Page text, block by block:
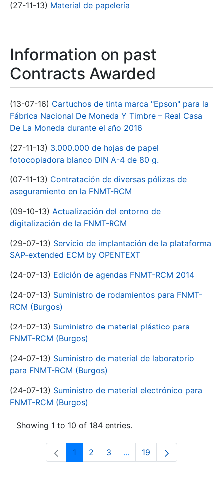
Show/Hide
(27-11-13) Material de papelería
Information on past
Contracts Awarded
(13-07-16) Cartuchos de tinta marca "Epson" para la
Fábrica Nacional De Moneda Y Timbre – Real Casa
De La Moneda durante el año 2016
(27-11-13) 3.000.000 de hojas de papel
fotocopiadora blanco DIN A-4 de 80 g.
(07-11-13) Contratación de diversas pólizas de
aseguramiento en la FNMT-RCM
(09-10-13) Actualización del entorno de
digitalización de la FNMT-RCM
(29-07-13) Servicio de implantación de la plataforma
SAP-extended ECM by OPENTEXT
(24-07-13) Edición de agendas FNMT-RCM 2014
(24-07-13) Suministro de rodamientos para FNMT-
RCM (Burgos)
(24-07-13) Suministro de material plástico para
FNMT-RCM (Burgos)
(24-07-13) Suministro de material de laboratorio
para FNMT-RCM (Burgos)
(24-07-13) Suministro de material electrónico para
FNMT-RCM (Burgos)
Showing 1 to 10 of 184 entries.
Page
1 Page
2 Page
3 ...Intermediate Pages Use
Page
19